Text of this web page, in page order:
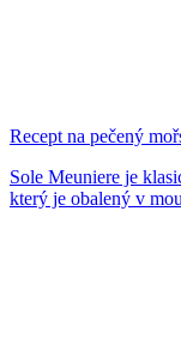
Recept na pečený
Sole Meuniere je
který je obalený v